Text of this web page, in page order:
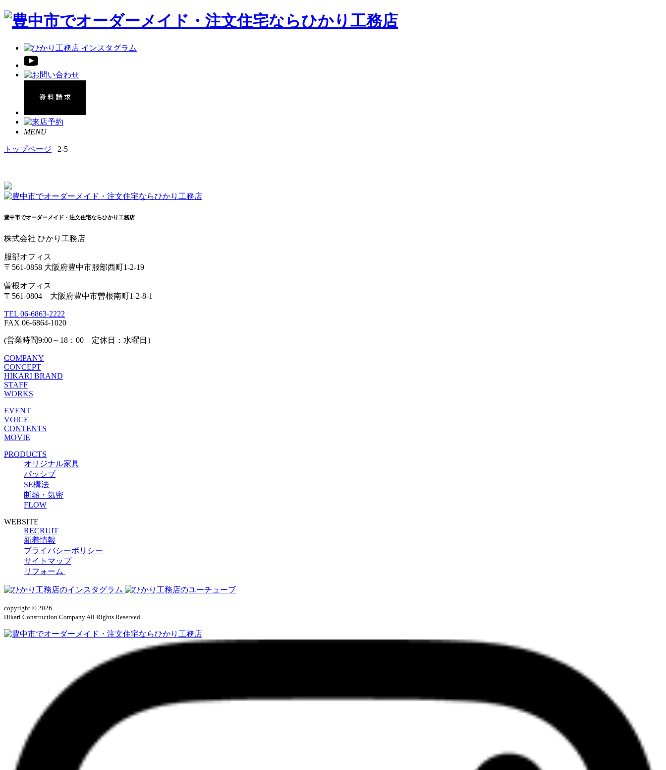
MENU
トップページ 2-5
豊中市でオーダーメイド・注文住宅ならひかり工務店
株式会社 ひかり工務店
服部オフィス
〒561-0858 大阪府豊中市服部西町1-2-19
曽根オフィス
〒561-0804 大阪府豊中市曽根南町1-2-8-1
TEL 06-6863-2222
FAX 06-6864-1020
(営業時間9:00～18：00 定休日：水曜日）
COMPANY
CONCEPT
HIKARI BRAND
STAFF
WORKS
EVENT
VOICE
CONTENTS
MOVIE
PRODUCTS
オリジナル家具
パッシブ
SE構法
断熱・気密
FLOW
WEBSITE
RECRUIT
新着情報
プライバシーポリシー
サイトマップ
リフォーム
copyright © 2026
Hikari Construction Company All Rights Reserved.